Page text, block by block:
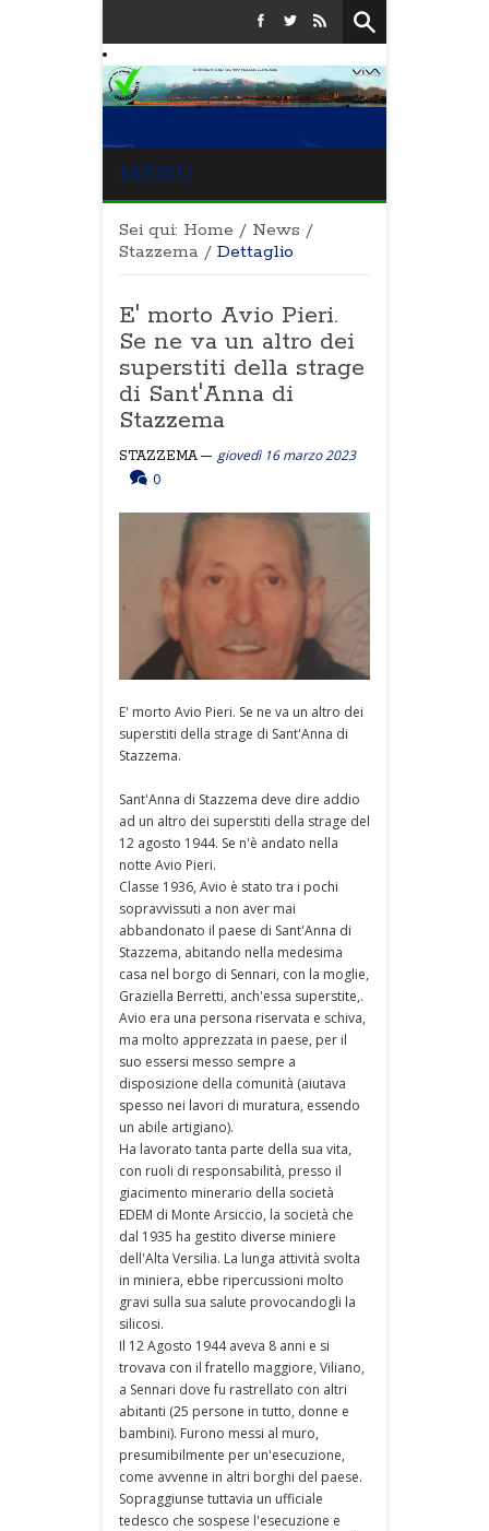
MENU
Sei qui: Home / News /
Stazzema / Dettaglio
E' morto Avio Pieri.
Se ne va un altro dei
superstiti della strage
di Sant'Anna di
Stazzema
STAZZEMA
giovedì 16 marzo 2023
0
E' morto Avio Pieri. Se ne va un altro dei
superstiti della strage di Sant'Anna di
Stazzema.
Sant'Anna di Stazzema deve dire addio
ad un altro dei superstiti della strage del
12 agosto 1944. Se n'è andato nella
notte Avio Pieri.
Classe 1936, Avio è stato tra i pochi
sopravvissuti a non aver mai
abbandonato il paese di Sant'Anna di
Stazzema, abitando nella medesima
casa nel borgo di Sennari, con la moglie,
Graziella Berretti, anch'essa superstite,.
Avio era una persona riservata e schiva,
ma molto apprezzata in paese, per il
suo essersi messo sempre a
disposizione della comunità (aiutava
spesso nei lavori di muratura, essendo
un abile artigiano).
Ha lavorato tanta parte della sua vita,
con ruoli di responsabilità, presso il
giacimento minerario della società
EDEM di Monte Arsiccio, la società che
dal 1935 ha gestito diverse miniere
dell'Alta Versilia. La lunga attività svolta
in miniera, ebbe ripercussioni molto
gravi sulla sua salute provocandogli la
silicosi.
Il 12 Agosto 1944 aveva 8 anni e si
trovava con il fratello maggiore, Viliano,
a Sennari dove fu rastrellato con altri
abitanti (25 persone in tutto, donne e
bambini). Furono messi al muro,
presumibilmente per un'esecuzione,
come avvenne in altri borghi del paese.
Sopraggiunse tuttavia un ufficiale
tedesco che sospese l'esecuzione e